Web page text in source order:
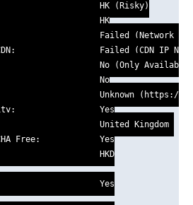
HK (Risky)
HK
Failed (Network
Failed (CDN IP Not
No (Only Available
No
Unknown (https://
Yes
United Kingdom
Free:            Yes
HKD
Yes